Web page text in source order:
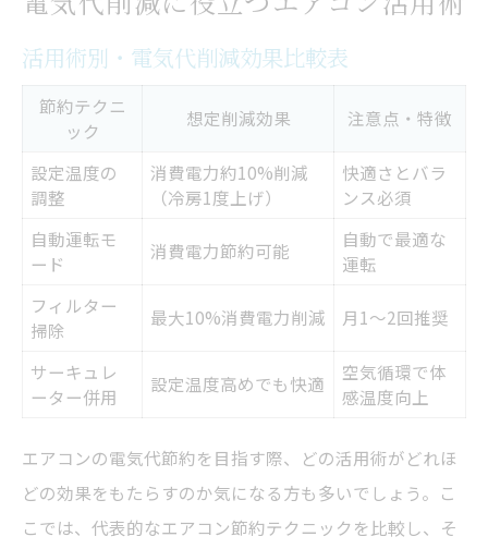
活用術別・電気代削減効果比較表
節約テクニ
ック
想定削減効果 注意点・特徴
設定温度の
調整
消費電力約10%削減
（冷房1度上げ）
快適さとバラ
ンス必須
自動運転モ
ード
消費電力節約可能
自動で最適な
運転
フィルター
掃除
最大10%消費電力削減 月1～2回推奨
サーキュレ
ーター併用
設定温度高めでも快適
空気循環で体
感温度向上
エアコンの電気代節約を目指す際、どの活用術がどれほ
どの効果をもたらすのか気になる方も多いでしょう。こ
こでは、代表的なエアコン節約テクニックを比較し、そ